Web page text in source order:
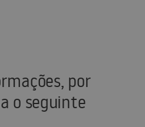
por
o seguinte